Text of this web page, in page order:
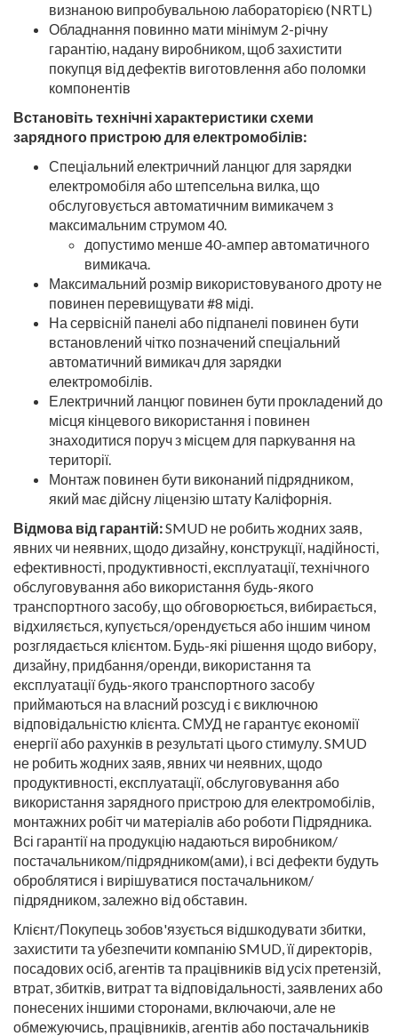
визнаною випробувальною лабораторією (NRTL)
Обладнання повинно мати мінімум 2-річну
гарантію, надану виробником, щоб захистити
покупця від дефектів виготовлення або поломки
компонентів
Встановіть технічні характеристики схеми
зарядного пристрою для електромобілів:
Спеціальний електричний ланцюг для зарядки
електромобіля або штепсельна вилка, що
обслуговується автоматичним вимикачем з
максимальним струмом 40.
допустимо менше 40-ампер автоматичного
вимикача.
Максимальний розмір використовуваного дроту не
повинен перевищувати #8 міді.
На сервісній панелі або підпанелі повинен бути
встановлений чітко позначений спеціальний
автоматичний вимикач для зарядки
електромобілів.
Електричний ланцюг повинен бути прокладений до
місця кінцевого використання і повинен
знаходитися поруч з місцем для паркування на
території.
Монтаж повинен бути виконаний підрядником,
який має дійсну ліцензію штату Каліфорнія.
Відмова від гарантій:SMUD не робить жодних заяв,
явних чи неявних, щодо дизайну, конструкції, надійності,
ефективності, продуктивності, експлуатації, технічного
обслуговування або використання будь-якого
транспортного засобу, що обговорюється, вибирається,
відхиляється, купується/орендується або іншим чином
розглядається клієнтом. Будь-які рішення щодо вибору,
дизайну, придбання/оренди, використання та
експлуатації будь-якого транспортного засобу
приймаються на власний розсуд і є виключною
відповідальністю клієнта. СМУД не гарантує економії
енергії або рахунків в результаті цього стимулу. SMUD
не робить жодних заяв, явних чи неявних, щодо
продуктивності, експлуатації, обслуговування або
використання зарядного пристрою для електромобілів,
монтажних робіт чи матеріалів або роботи Підрядника.
Всі гарантії на продукцію надаються виробником/
постачальником/підрядником(ами), і всі дефекти будуть
оброблятися і вирішуватися постачальником/
підрядником, залежно від обставин.
Клієнт/Покупець зобов'язується відшкодувати збитки,
захистити та убезпечити компанію SMUD, її директорів,
посадових осіб, агентів та працівників від усіх претензій,
втрат, збитків, витрат та відповідальності, заявлених або
понесених іншими сторонами, включаючи, але не
обмежуючись, працівників, агентів або постачальників